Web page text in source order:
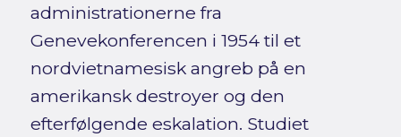
administrationerne fra
Genevekonferencen i 1954 til et
nordvietnamesisk angreb på en
amerikansk destroyer og den
efterfølgende eskalation. Studiet